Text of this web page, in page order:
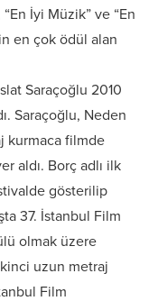
İyi Müzik” ve “En
en çok ödül alan
Saraçoğlu 2010
Saraçoğlu, Neden
kurmaca filmde
aldı. Borç adlı ilk
gösterilip
37. İstanbul Film
olmak üzere
uzun metraj
Film